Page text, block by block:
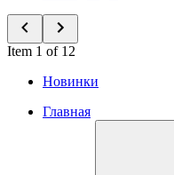
Item 1 of 12
Новинки
Главная